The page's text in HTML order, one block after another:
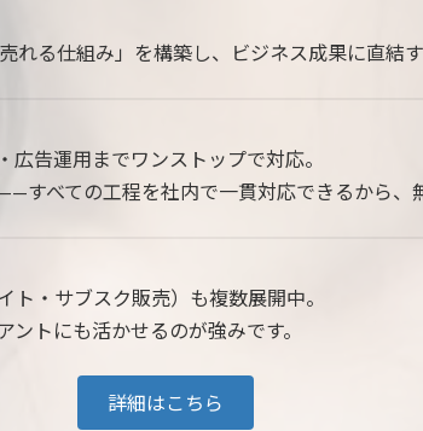
る仕組み」を構築し、ビジネス成果に直結
告運用までワンストップで対応。
すべての工程を社内で一貫対応できるから、
・サブスク販売）も複数展開中。
トにも活かせるのが強みです。
詳細はこちら